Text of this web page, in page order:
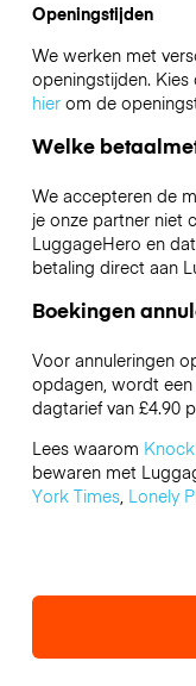
Openingstijden
We werken met
openingstijden.
hierom de
Welke
We accepteren de
je onze partner niet
LuggageHero en
betaling direct aan
Boekingen
Voor annuleringen
opdagen, wordt
dagtarief van £4.90
Lees waarom
bewaren met
York Times, Lonely